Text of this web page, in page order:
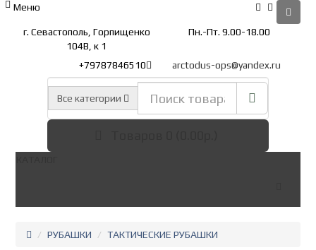
Меню
г. Севастополь, Горпищенко
104В, к 1
Пн.-Пт. 9.00-18.00
+79787846510 arctodus-ops@yandex.ru
Все категории
РУБАШКИ ТАКТИЧЕСКИЕ РУБАШКИ